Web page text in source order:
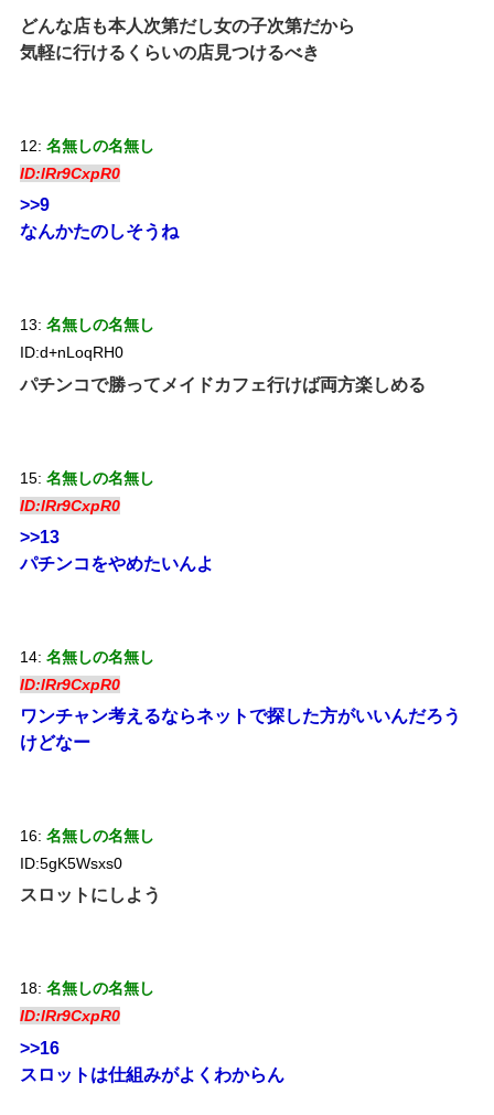
どんな店も本人次第だし女の子次第だから
気軽に行けるくらいの店見つけるべき
12: 名無しの名無し
ID:lRr9CxpR0
>>9
なんかたのしそうね
13: 名無しの名無し
ID:d+nLoqRH0
パチンコで勝ってメイドカフェ行けば両方楽しめる
15: 名無しの名無し
ID:lRr9CxpR0
>>13
パチンコをやめたいんよ
14: 名無しの名無し
ID:lRr9CxpR0
ワンチャン考えるならネットで探した方がいいんだろう
けどなー
16: 名無しの名無し
ID:5gK5Wsxs0
スロットにしよう
18: 名無しの名無し
ID:lRr9CxpR0
>>16
スロットは仕組みがよくわからん